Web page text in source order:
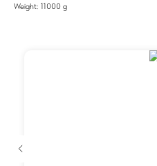
Weight: 11000 g